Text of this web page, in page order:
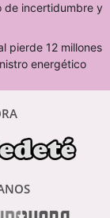
de incertidumbre y
pierde 12 millones
energético